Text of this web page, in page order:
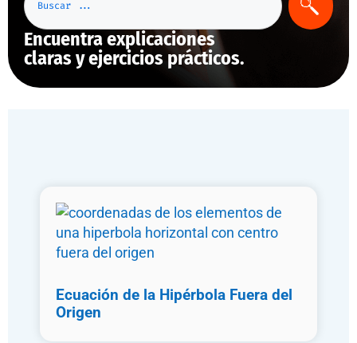
Encuentra explicaciones
claras y ejercicios prácticos.
Ecuación de la Hipérbola Fuera del
Origen